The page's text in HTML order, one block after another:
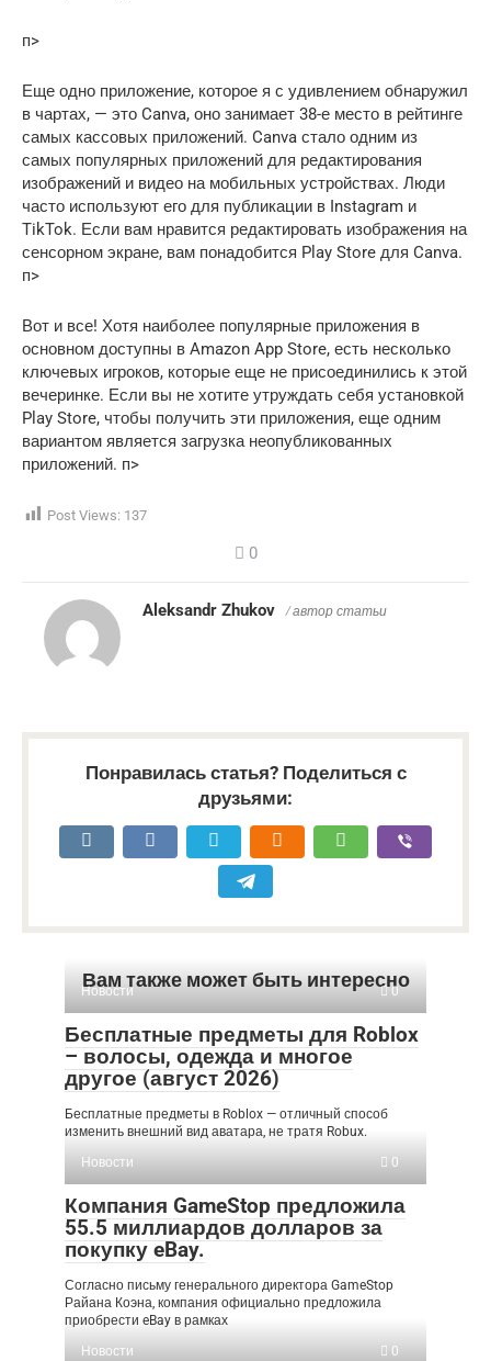
п>
Еще одно приложение, которое я с удивлением обнаружил
в чартах, — это Canva, оно занимает 38-е место в рейтинге
самых кассовых приложений. Canva стало одним из
самых популярных приложений для редактирования
изображений и видео на мобильных устройствах. Люди
часто используют его для публикации в Instagram и
TikTok. Если вам нравится редактировать изображения на
сенсорном экране, вам понадобится Play Store для Canva.
п>
Вот и все! Хотя наиболее популярные приложения в
основном доступны в Amazon App Store, есть несколько
ключевых игроков, которые еще не присоединились к этой
вечеринке. Если вы не хотите утруждать себя установкой
Play Store, чтобы получить эти приложения, еще одним
вариантом является загрузка неопубликованных
приложений. п>
Post Views: 137
0
Aleksandr Zhukov / автор статьи
Понравилась статья? Поделиться с
друзьями:
Вам также может быть интересно
Новости 0
Бесплатные предметы для Roblox
– волосы, одежда и многое
другое (август 2026)
Бесплатные предметы в Roblox — отличный способ
изменить внешний вид аватара, не тратя Robux.
Новости
0
Компания GameStop предложила
55.5 миллиардов долларов за
покупку eBay.
Согласно письму генерального директора GameStop
Райана Коэна, компания официально предложила
приобрести eBay в рамках
Новости
0